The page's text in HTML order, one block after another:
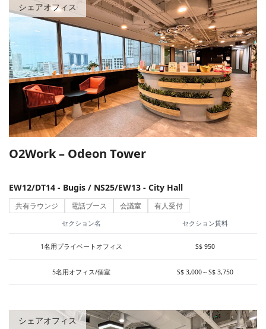
エリアから探す 駅から探す
Tanjong Pagar / Anson Rd(35)
設備
有料会議室 133
共有ラウンジ(132)
電話ブース(117)
有人受付(126)
サービス名
IWG(14)
)
Centennial Business Suites
SERVCORP( 4 )
Corporate Serviced Offices(5)
シェアオフィス
O2Work – Odeon Tower
EW12/DT14 - Bugis / NS25/EW13 - City Hall
共有ラウンジ 電話ブース 会議室 有人受付
セクション名 セクション賃料
1名用プライベートオフィス S$ 950
5名用オフィス/個室 S$ 3,000～S$ 3,750
シェアオフィス